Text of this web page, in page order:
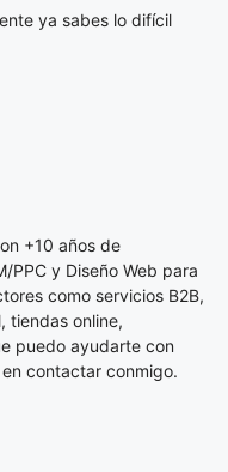
ya sabes lo difícil
+10 años de
PPC y Diseño Web para
como servicios B2B,
tiendas online,
puedo ayudarte con
contactar conmigo.